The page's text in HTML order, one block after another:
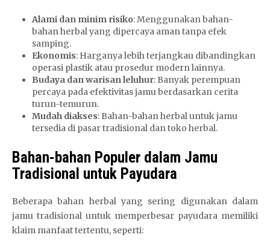
Alami dan minim risiko: Menggunakan bahan-
bahan herbal yang dipercaya aman tanpa efek
samping.
Ekonomis: Harganya lebih terjangkau dibandingkan
operasi plastik atau prosedur modern lainnya.
Budaya dan warisan leluhur: Banyak perempuan
percaya pada efektivitas jamu berdasarkan cerita
turun-temurun.
Mudah diakses: Bahan-bahan herbal untuk jamu
tersedia di pasar tradisional dan toko herbal.
Bahan-bahan Populer dalam Jamu
Tradisional untuk Payudara
Beberapa bahan herbal yang sering digunakan dalam
jamu tradisional untuk memperbesar payudara memiliki
klaim manfaat tertentu, seperti: